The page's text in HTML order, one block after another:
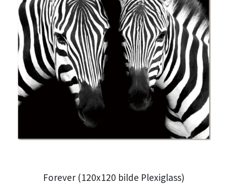
Forever (120x120 bilde Plexiglass)